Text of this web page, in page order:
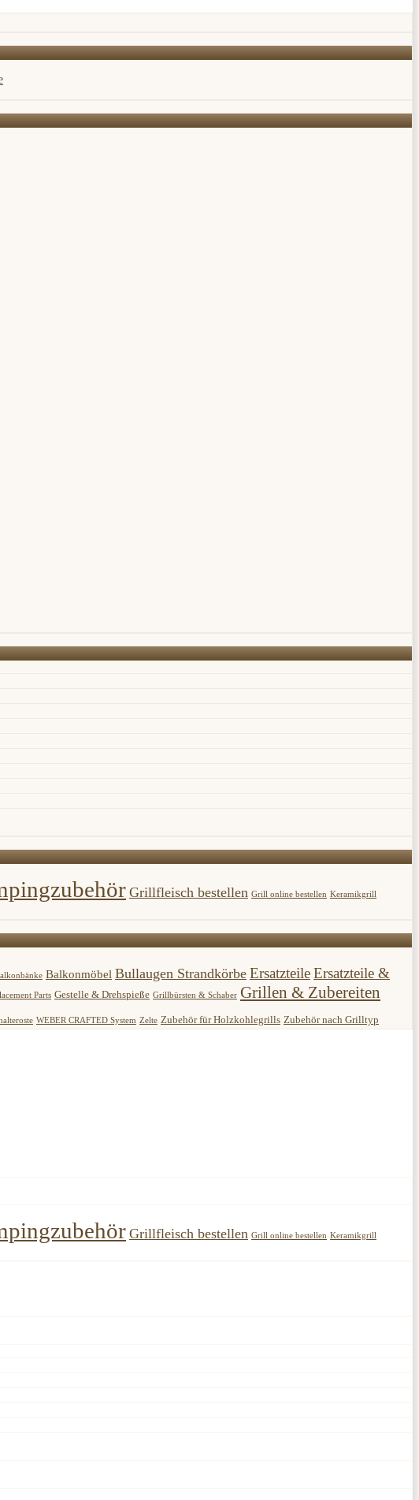
Grillfleisch bestellen Grill online bestellen Keramikgrill
Balkonmöbel Bullaugen Strandkörbe ErsatzteileErsatzteile &
Parts Gestelle & Drehspieße Grillbürsten & Schaber Grillen & Zubereiten
WEBER CRAFTED System Zelte Zubehör für Holzkohlegrills Zubehör nach Grilltyp
Grillfleisch bestellen Grill online bestellen Keramikgrill